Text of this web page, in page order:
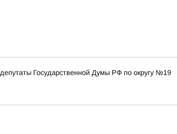
Государственной Думы РФ по округу №19